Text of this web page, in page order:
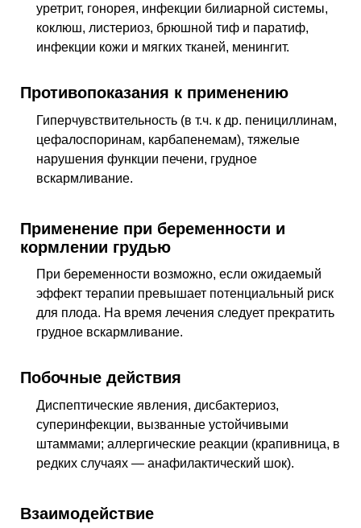
уретрит, гонорея, инфекции билиарной системы,
коклюш, листериоз, брюшной тиф и паратиф,
инфекции кожи и мягких тканей, менингит.
Противопоказания к применению
Гиперчувствительность (в т.ч. к др. пенициллинам,
цефалоспоринам, карбапенемам), тяжелые
нарушения функции печени, грудное
вскармливание.
Применение при беременности и
кормлении грудью
При беременности возможно, если ожидаемый
эффект терапии превышает потенциальный риск
для плода. На время лечения следует прекратить
грудное вскармливание.
Побочные действия
Диспептические явления, дисбактериоз,
суперинфекции, вызванные устойчивыми
штаммами; аллергические реакции (крапивница, в
редких случаях — анафилактический шок).
Взаимодействие